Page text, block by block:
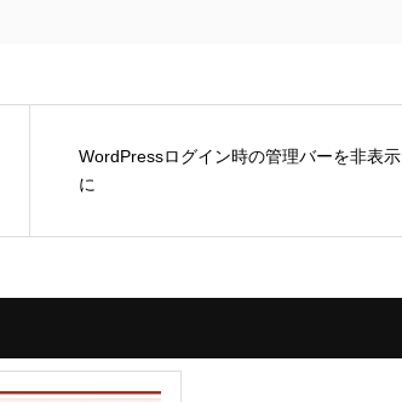
WordPressログイン時の管理バーを非表示
に